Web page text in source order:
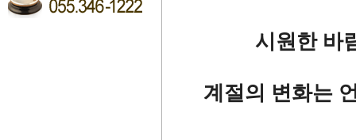
시원한 바
계절의 변화는